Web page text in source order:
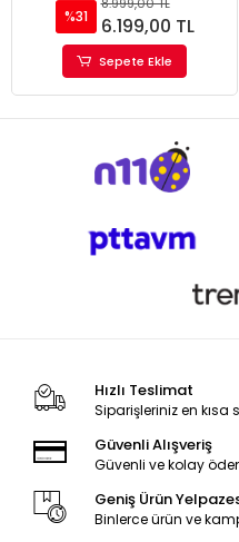
%31 6.199,00 TL
Sepete Ekle
Hızlı Teslimat
Siparişleriniz en kısa
Güvenli Alışveriş
Güvenli ve kolay
Geniş Ürün
Binlerce ürün ve